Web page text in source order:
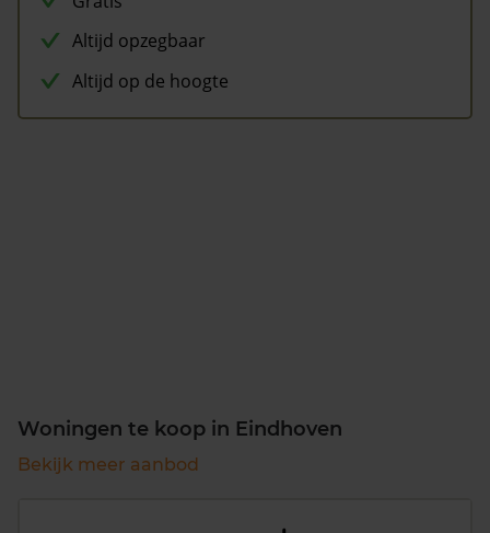
Altijd opzegbaar
Altijd op de hoogte
Woningen te koop in Eindhoven
Bekijk meer aanbod